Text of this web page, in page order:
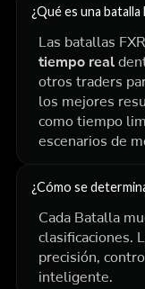
¿Qué es una batalla
Las batallas
tiempo real
otros traders
los mejores
como tiempo
escenarios de
¿Cómo se
Cada Batalla
clasificaciones.
precisión,
inteligente.